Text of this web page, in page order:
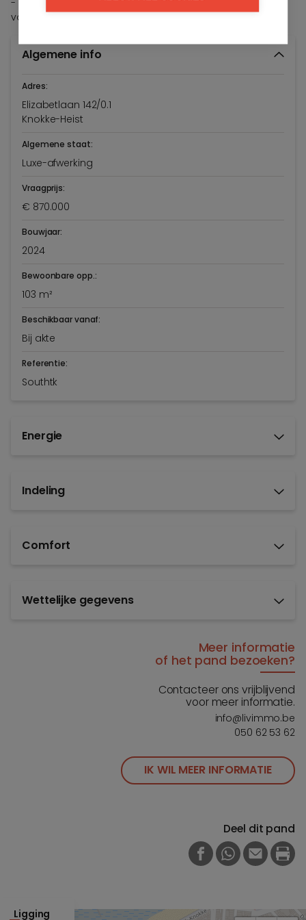
voorwaarden)
Algemene info
Adres:
Elizabetlaan 142/0.1
Knokke-Heist
Algemene staat:
Luxe-afwerking
Vraagprijs:
€ 870.000
Bouwjaar:
2024
Bewoonbare opp.:
103 m²
Beschikbaar vanaf:
Bij akte
Referentie:
Southtk
Energie
Indeling
Comfort
Wettelijke gegevens
Meer informatie
of het pand bezoeken?
Contacteer ons vrijblijvend
voor meer informatie.
info@livimmo.be
050 62 53 62
IK WIL MEER INFORMATIE
Deel dit pand
FACEBOOK
WHATSAPP
E-MAIL
Ligging